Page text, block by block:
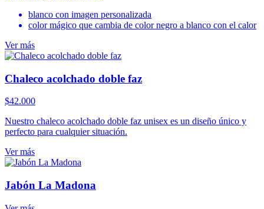
blanco con imagen personalizada
color mágico que cambia de color negro a blanco con el calor
Ver más
Chaleco acolchado doble faz
$42.000
Nuestro chaleco acolchado doble faz unisex es un diseño único y
perfecto para cualquier situación.
Ver más
Jabón La Madona